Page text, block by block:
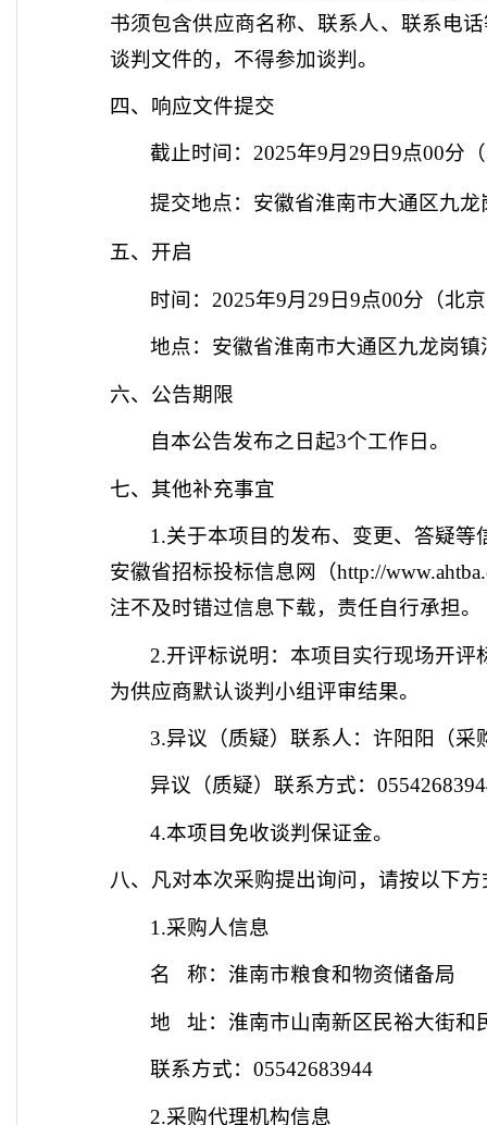
书须包含供应商名称、联系人、联系电
谈判 文件的，不得参加谈判 。
四、响应文件提交
截止时间：2025年9月29日9点00分
提交地点：安徽省淮南市大通区九
五、开启
时间： 2025年9月29日9点00分 （北
地点：安徽省淮南市大通区九龙岗
六、公告期限
自本公告发布之日起3个工作日。
七、其他补充事宜
1.关于本项目的发布、变更、答疑等
安徽省招标投标信息网（http://
注不及时错过信息下载，责任自行承担。
2.开评标说明：本项目实行现场开
为供应商默认谈判 小组评审结果。
3.异议（质疑）联系人 ：许阳阳 （
异议（质疑）联系方式：
4.本项目免收谈判保证金。
八、凡对本次采购提出询问，请按以下
1.采购人信息
名 称：淮南市粮食和物资储备局
地 址：淮南市山南新区民裕大街和
联系方式：05542683944
2.采购代理机构信息